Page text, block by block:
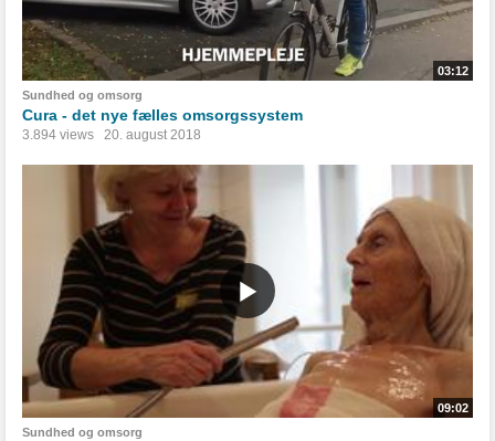
03:12
Sundhed og omsorg
Cura - det nye fælles omsorgssystem
3.894 views 20. august 2018
09:02
Sundhed og omsorg